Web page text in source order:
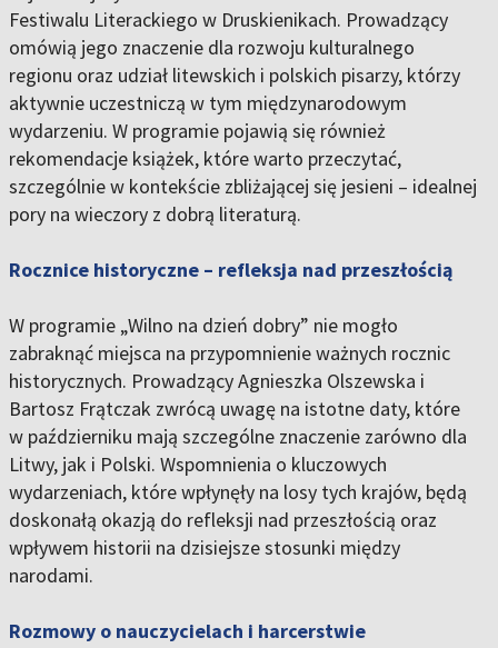
Festiwalu Literackiego w Druskienikach. Prowadzący
omówią jego znaczenie dla rozwoju kulturalnego
regionu oraz udział litewskich i polskich pisarzy, którzy
aktywnie uczestniczą w tym międzynarodowym
wydarzeniu. W programie pojawią się również
rekomendacje książek, które warto przeczytać,
szczególnie w kontekście zbliżającej się jesieni – idealnej
pory na wieczory z dobrą literaturą.
Rocznice historyczne – refleksja nad przeszłością
W programie „Wilno na dzień dobry” nie mogło
zabraknąć miejsca na przypomnienie ważnych rocznic
historycznych. Prowadzący Agnieszka Olszewska i
Bartosz Frątczak zwrócą uwagę na istotne daty, które
w październiku mają szczególne znaczenie zarówno dla
Litwy, jak i Polski. Wspomnienia o kluczowych
wydarzeniach, które wpłynęły na losy tych krajów, będą
doskonałą okazją do refleksji nad przeszłością oraz
wpływem historii na dzisiejsze stosunki między
narodami.
Rozmowy o nauczycielach i harcerstwie